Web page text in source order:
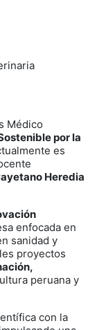
Médico
por la
es
Heredia
enfocada en
sanidad y
proyectos
peruana y
con la